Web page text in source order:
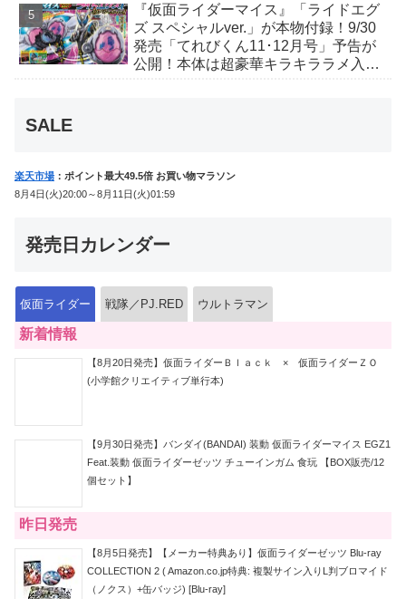
クルも！
『仮面ライダーマイス』「ライドエグ
ズ スペシャルver.」が本物付録！9/30
発売「てれびくん11･12月号」予告が
公開！本体は超豪華キラキララメ入
SALE
楽天市場 ：ポイント最大49.5倍 お買い物マラソン
8月4日(火)20:00～8月11日(火)01:59
発売日カレンダー
仮面ライダー 戦隊／PJ.RED ウルトラマン
新着情報
【8月20日発売】仮面ライダーＢｌａｃｋ × 仮面ライダーＺＯ
(小学館クリエイティブ単行本)
【9月30日発売】バンダイ(BANDAI) 装動 仮面ライダーマイス EGZ1
Feat.装動 仮面ライダーゼッツ チューインガム 食玩 【BOX販売/12
個セット】
昨日発売
【8月5日発売】【メーカー特典あり】仮面ライダーゼッツ Blu-ray
COLLECTION 2 ( Amazon.co.jp特典: 複製サイン入りL判ブロマイド
（ノクス）+缶バッジ) [Blu-ray]